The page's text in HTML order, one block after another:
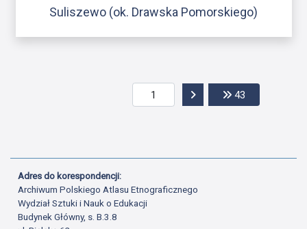
Suliszewo (ok. Drawska Pomorskiego)
Przejdź do następnej
43
Adres do korespondencji:
Archiwum Polskiego Atlasu Etnograficznego
Wydział Sztuki i Nauk o Edukacji
Budynek Główny, s. B.3.8